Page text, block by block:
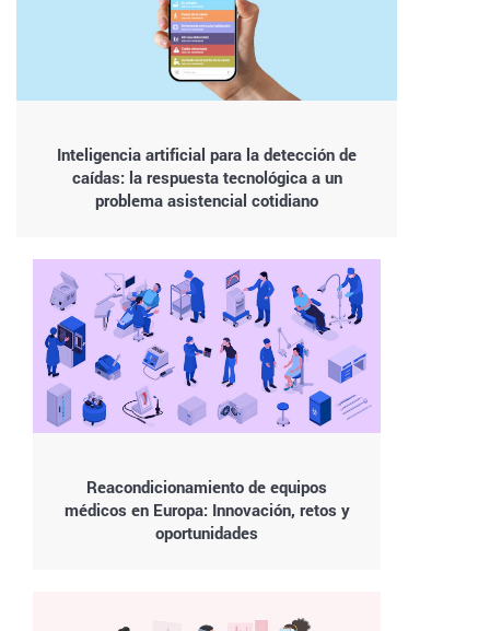
Inteligencia artificial para la detección de
caídas: la respuesta tecnológica a un
problema asistencial cotidiano
Reacondicionamiento de equipos
médicos en Europa: Innovación, retos y
oportunidades